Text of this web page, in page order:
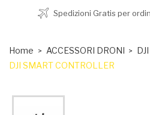
Spedizioni Gratis per
Home ACCESSORI DRONI
DJI SMART CONTROLLER